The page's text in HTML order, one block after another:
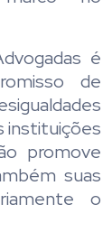
é
de
instituições
promove
suas
o